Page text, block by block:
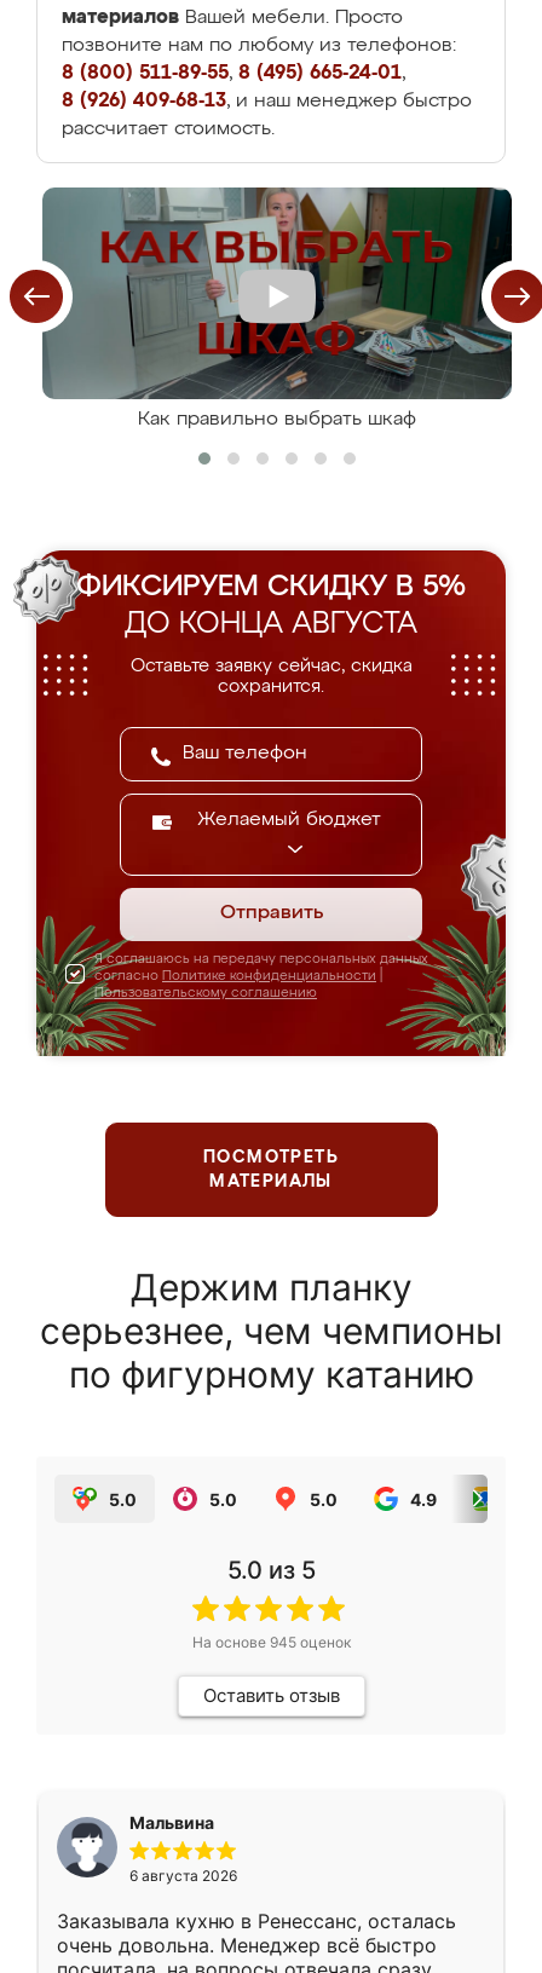
материалов Вашей мебели. Просто
позвоните нам по любому из телефонов:
8 (800) 511-89-55, 8 (495) 665-24-01,
8 (926) 409-68-13, и наш менеджер быстро
рассчитает стоимость.
Как правильно выбрать шкаф
ФИКСИРУЕМ СКИДКУ В 5%
ДО КОНЦА АВГУСТА
Оставьте заявку сейчас, скидка
сохранится.
Желаемый бюджет
Отправить
Я соглашаюсь на передачу персональных данных
согласно Политике конфиденциальности
Пользовательскому соглашению
ПОСМОТРЕТЬ
МАТЕРИАЛЫ
Держим планку
серьезнее, чем чемпионы
по фигурному катанию
5.0 5.0 5.0 4.9
5.0 из 5
На основе 945оценок
Оставить отзыв
Мальвина
6 августа 2026
Заказывала кухню в Ренессанс, осталась
очень довольна. Менеджер всё быстро